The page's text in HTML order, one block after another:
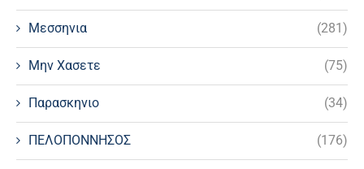
Μεσσηνια (281)
Μην Χασετε (75)
Παρασκηνιο (34)
ΠΕΛΟΠΟΝΝΗΣΟΣ (176)